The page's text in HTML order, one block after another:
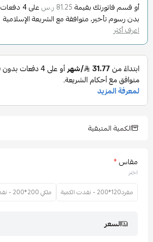
أو قسم فاتورتك بقيمة 81.25 ر.س على4 دفعات
بدون رسوم تأخير، متوافقة مع الشريعة الإسلامية
اعرف أكثر
الكمية المتبقية
مقاس*
اختر
مفرد120*200 - نفدت الكمية ملكي 200*200 - نفدت الكمية
السعر